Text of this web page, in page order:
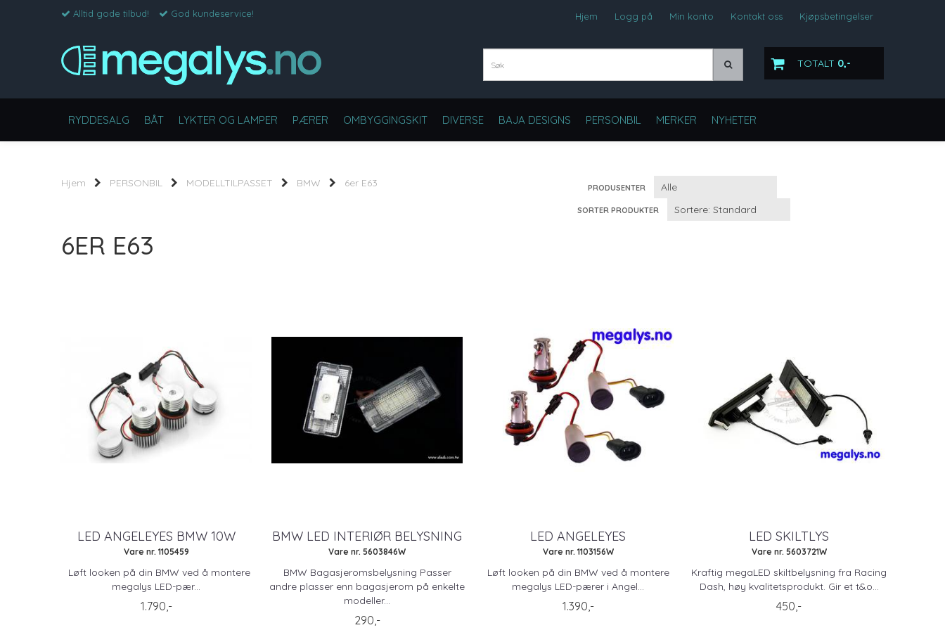
Alltid gode tilbud! God kundeservice! Hjem Logg på Min konto Kontakt oss Kjøpsbetingelser
TOTALT 0,-
RYDDESALG BÅT LYKTER OG LAMPER PÆRER OMBYGGINGSKIT DIVERSE BAJA DESIGNS PERSONBIL MERKER NYHETER
Hjem PERSONBIL MODELLTILPASSET BMW 6er E63 PRODUSENTER
SORTER PRODUKTER
6ER E63
LED ANGELEYES BMW 10W
Vare nr. 1105459
Løft looken på din BMW ved å montere
megalys LED-pær...
1.790,-
BMW LED INTERIØR BELYSNING
Vare nr. 5603846W
BMW Bagasjeromsbelysning Passer
andre plasser enn bagasjerom på enkelte
modeller...
290,-
LED ANGELEYES
Vare nr. 1103156W
Løft looken på din BMW ved å montere
megalys LED-pærer i Angel...
1.390,-
LED SKILTLYS
Vare nr. 5603721W
Kraftig megaLED skiltbelysning fra Racing
Dash, høy kvalitetsprodukt. Gir et t&o...
450,-